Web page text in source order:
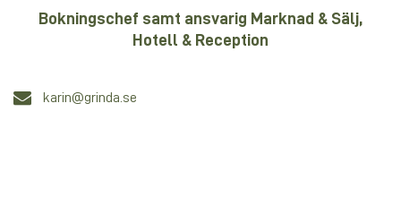
Bokningschef samt ansvarig Marknad & Sälj,
Hotell & Reception
karin@grinda.se